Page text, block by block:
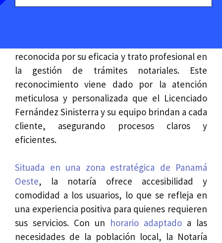
reconocida por su eficacia y trato profesional en
la gestión de trámites notariales. Este
reconocimiento viene dado por la atención
meticulosa y personalizada que el Licenciado
Fernández Sinisterra y su equipo brindan a cada
cliente, asegurando procesos claros y
eficientes.
Situada en una zona estratégica de Panamá
Oeste, la notaría ofrece accesibilidad y
comodidad a los usuarios, lo que se refleja en
una experiencia positiva para quienes requieren
sus servicios. Con un horario adaptado a las
necesidades de la población local, la Notaría